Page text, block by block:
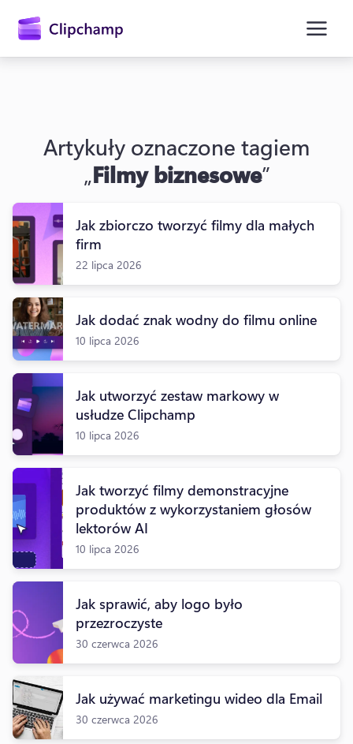
głównej
Wypróbuj bezpłatnie
Artykuły oznaczone tagiem
„Filmy biznesowe”
Jak zbiorczo tworzyć filmy dla małych
firm
22 lipca 2026
Jak dodać znak wodny do filmu online
10 lipca 2026
Jak utworzyć zestaw markowy w
usłudze Clipchamp
10 lipca 2026
Jak tworzyć filmy demonstracyjne
produktów z wykorzystaniem głosów
lektorów AI
10 lipca 2026
Jak sprawić, aby logo było
przezroczyste
30 czerwca 2026
Jak używać marketingu wideo dla Email
30 czerwca 2026